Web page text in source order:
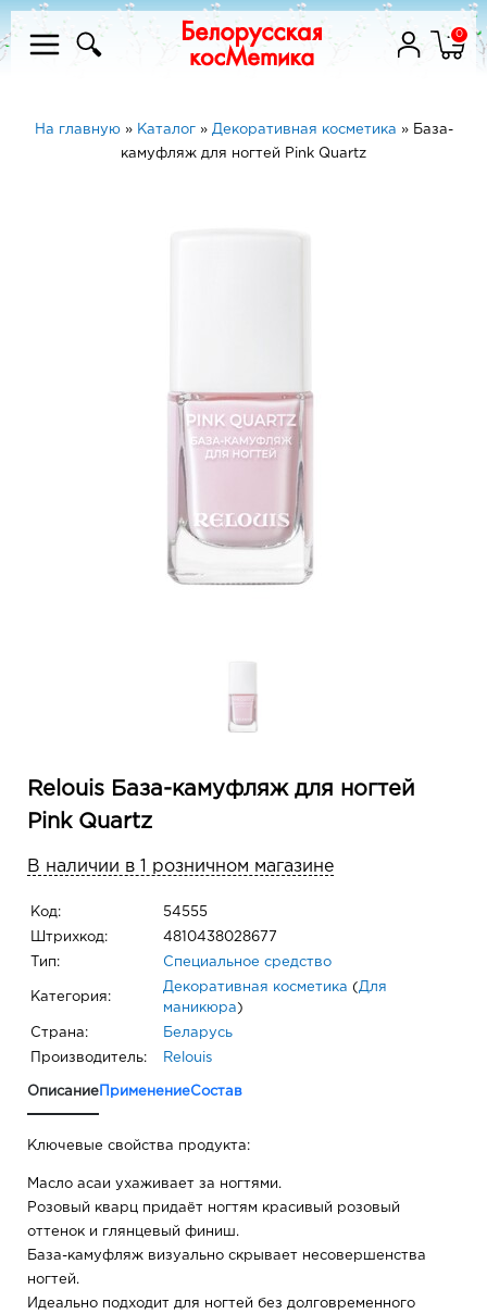
0
На главную» Каталог» Декоративная косметика » База-
камуфляж для ногтей Pink Quartz
Relouis База-камуфляж для ногтей
Pink Quartz
В наличии в 1 розничном магазине
Код: 54555
Штрихкод: 4810438028677
Тип: Специальное средство
Категория:
Декоративная косметика ( Для
маникюра )
Страна: Беларусь
Производитель: Relouis
Описание ПрименениеСостав
Ключевые свойства продукта:
Масло асаи ухаживает за ногтями.
Розовый кварц придаёт ногтям красивый розовый
оттенок и глянцевый финиш.
База-камуфляж визуально скрывает несовершенства
ногтей.
Идеально подходит для ногтей без долговременного